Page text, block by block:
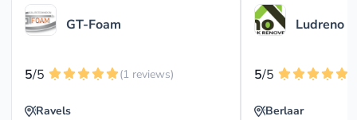
GT-Foam
5/5 (1 reviews)
Ravels
Ludreno
5/5
Berlaar